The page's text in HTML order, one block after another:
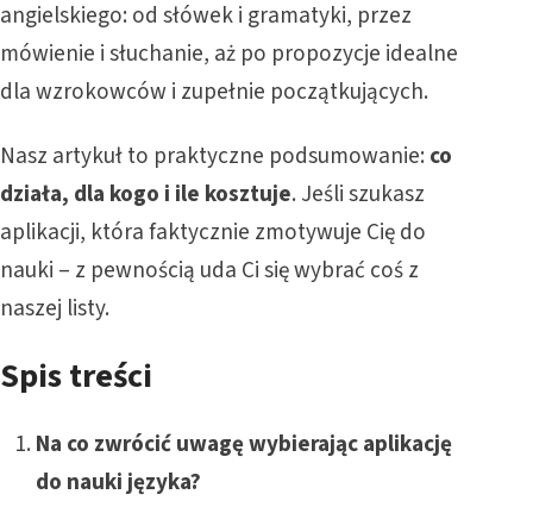
angielskiego: od słówek i gramatyki, przez
mówienie i słuchanie, aż po propozycje idealne
dla wzrokowców i zupełnie początkujących.
Nasz artykuł to praktyczne podsumowanie: co
działa, dla kogo i ile kosztuje. Jeśli szukasz
aplikacji, która faktycznie zmotywuje Cię do
nauki – z pewnością uda Ci się wybrać coś z
naszej listy.
Spis treści
Na co zwrócić uwagę wybierając aplikację
do nauki języka?